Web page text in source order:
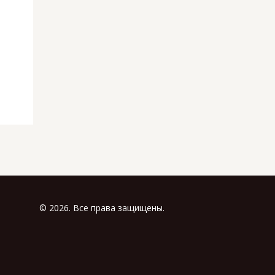
© 2026. Все права защищены.